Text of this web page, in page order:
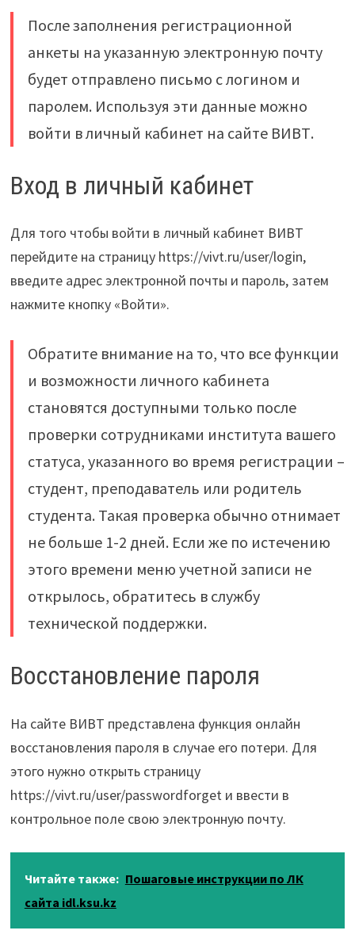
После заполнения регистрационной
анкеты на указанную электронную почту
будет отправлено письмо с логином и
паролем. Используя эти данные можно
войти в личный кабинет на сайте ВИВТ.
Вход в личный кабинет
Для того чтобы войти в личный кабинет ВИВТ
перейдите на страницу https://vivt.ru/user/login,
введите адрес электронной почты и пароль, затем
нажмите кнопку «Войти».
Обратите внимание на то, что все функции
и возможности личного кабинета
становятся доступными только после
проверки сотрудниками института вашего
статуса, указанного во время регистрации –
студент, преподаватель или родитель
студента. Такая проверка обычно отнимает
не больше 1-2 дней. Если же по истечению
этого времени меню учетной записи не
открылось, обратитесь в службу
технической поддержки.
Восстановление пароля
На сайте ВИВТ представлена функция онлайн
восстановления пароля в случае его потери. Для
этого нужно открыть страницу
https://vivt.ru/user/passwordforget и ввести в
контрольное поле свою электронную почту.
Читайте также: Пошаговые инструкции по ЛК
сайта idl.ksu.kz